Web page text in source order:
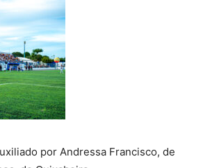
por Andressa Francisco, de